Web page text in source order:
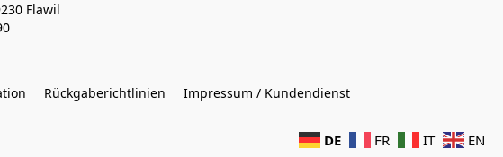
Flawil
Rückgaberichtlinien
Impressum / Kundendienst
DE FR IT EN